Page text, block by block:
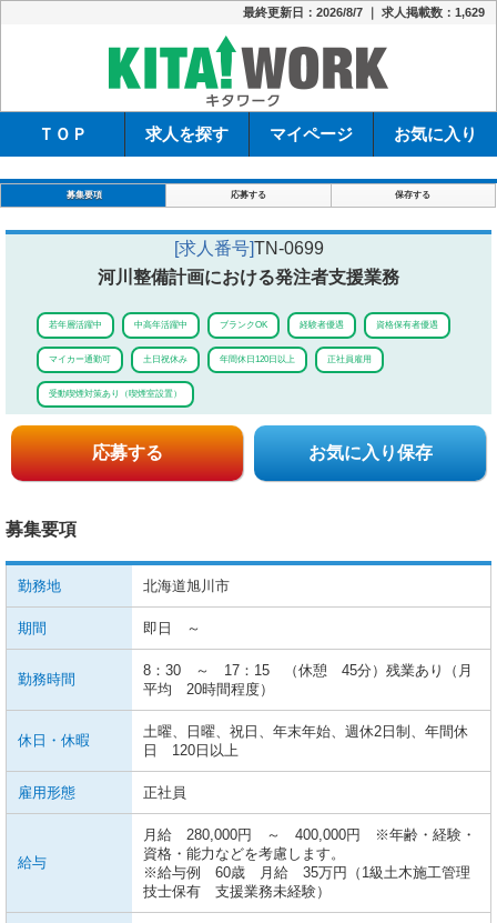
最終更新日：2026/8/7 ｜ 求人掲載数：1,629
ＴＯＰ 求人を探す マイページ お気に入り
募集要項 応募する 保存する
[求人番号]TN-0699
河川整備計画における発注者支援業務
若年層活躍中 中高年活躍中 ブランクOK 経験者優遇 資格保有者優遇
マイカー通勤可 土日祝休み 年間休日120日以上 正社員雇用
受動喫煙対策あり（喫煙室設置）
応募する お気に入り保存
募集要項
勤務地 北海道旭川市
期間 即日 ～
勤務時間
8：30 ～ 17：15 （休憩 45分）残業あり（月
平均 20時間程度）
休日・休暇
土曜、日曜、祝日、年末年始、週休2日制、年間休
日 120日以上
雇用形態 正社員
給与
月給 280,000円 ～ 400,000円 ※年齢・経験・
資格・能力などを考慮します。
※給与例 60歳 月給 35万円（1級土木施工管理
技士保有 支援業務未経験）